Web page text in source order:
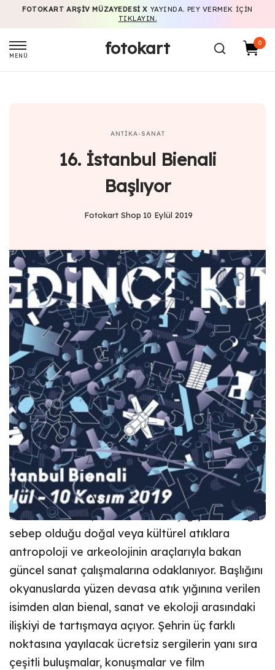
FOTOKART ARŞIV MÜZAYEDESI X YAYINDA. PEY VERMEK IÇIN
TIKLAYIN.
MENÜ fotokart 0
ANTIKA-SANAT
16. İstanbul Bienali
Başlıyor
Fotokart Shop 10 Eylül 2019
İstanbul Kültür Sanat Vakfı (İKSV) tarafından,
Koç Holdingsponsorluğunda düzenlenen16.
İstanbul Bienali, bu yıl14 Eylül-10 Kasım 2019
tarihleri arasında düzenleniyor.
Fransız yazar ve akademisyenNicolas
Bourriaud’nın küratörlüğünde gerçekleşen 16.
İstanbul Bienali,Yedinci Kıta başlığıyla insanlığın
sebep olduğu doğal veya kültürel atıklara
antropoloji ve arkeolojinin araçlarıyla bakan
güncel sanat çalışmalarına odaklanıyor. Başlığını
okyanuslarda yüzen devasa atık yığınına verilen
isimden alan bienal, sanat ve ekoloji arasındaki
ilişkiyi de tartışmaya açıyor. Şehrin üç farklı
noktasına yayılacak ücretsiz sergilerin yanı sıra
çeşitli buluşmalar, konuşmalar ve film